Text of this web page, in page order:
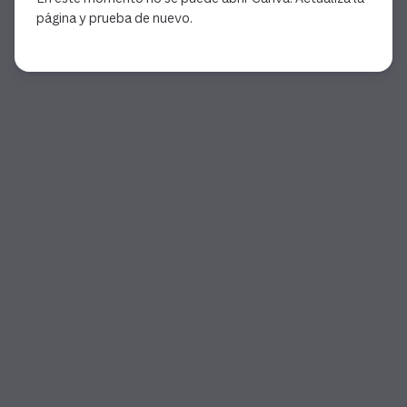
página y prueba de nuevo.